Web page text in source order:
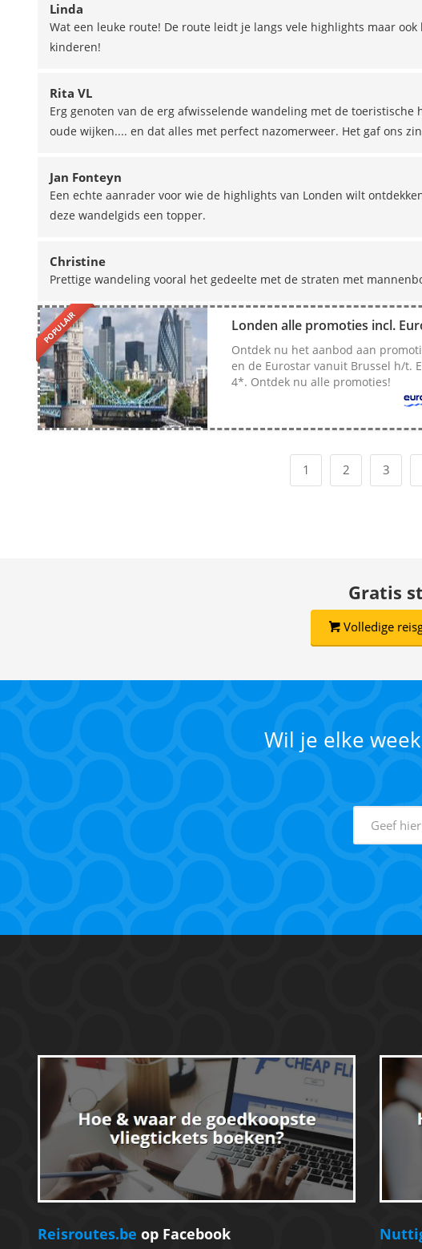
Linda
Wat een leuke route! De route leidt je langs vele highlights maar
kinderen!
Rita VL
Erg genoten van de erg afwisselende wandeling met de
oude wijken.... en dat alles met perfect nazomerweer. Het gaf ons
Jan Fonteyn
Een echte aanrader voor wie de highlights van Londen wilt
deze wandelgids een topper.
Christine
Prettige wandeling vooral het gedeelte met de straten met
POPULAIR Londen alle promoties incl.
Ontdek nu het aanbod aan
en de Eurostar vanuit Brussel h/t.
4*. Ontdek nu alle promoties!
1 2 3
Gratis
Volledige
Wil je elke
Reisroutes.be op Facebook